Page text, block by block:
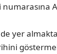
yer